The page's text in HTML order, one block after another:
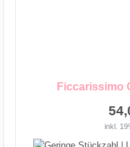
Ficcarissimo
inkl.